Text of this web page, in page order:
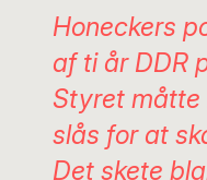
Honeckers
af ti år DDR
Styret måtte
slås for at
Det skete